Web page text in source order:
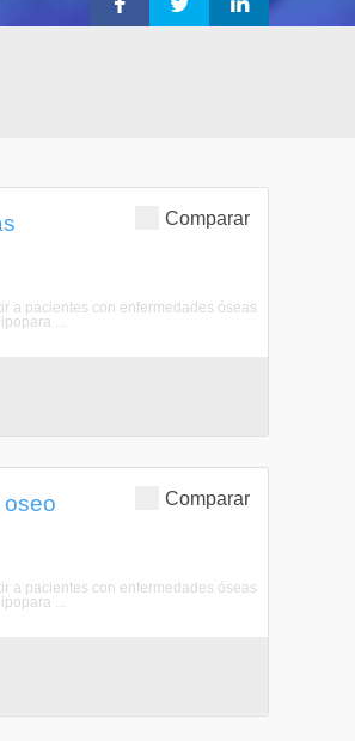
Comparar
a pacientes con enfermedades óseas
...
Comparar
a pacientes con enfermedades óseas
...